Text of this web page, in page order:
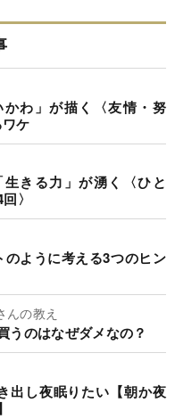
わ」が描く〈友情・努
ケ
きる力」が湧く〈ひと
〉
のように考える3つのヒン
の教え
うのはなぜダメなの？
出し夜眠りたい【朝か夜